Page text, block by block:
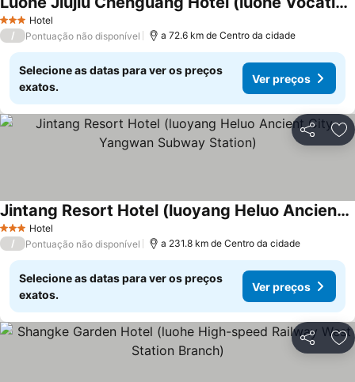
3 EstrelasHotel
/ Pontuação não disponível a 72.6 km de Centro da cidade
Selecione as datas para ver os preços
exatos.
Ver preços
Partilhar
3 EstrelasHotel
Jintang Resort Hotel (luoyang Heluo Ancient City Yangwan Subway Station)
/ Pontuação não disponível a 231.8 km de Centro da cidade
Selecione as datas para ver os preços
exatos.
Ver preços
Partilhar